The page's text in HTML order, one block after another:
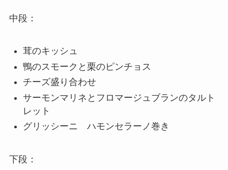
中段：
茸のキッシュ
鴨のスモークと栗のピンチョス
チーズ盛り合わせ
サーモンマリネとフロマージュブランのタルト
レット
グリッシーニ ハモンセラーノ巻き
下段：